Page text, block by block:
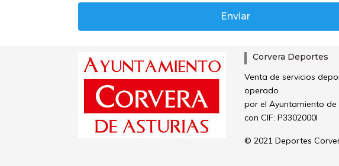
Corvera Deportes
Venta de servicios
operado
por el Ayuntamiento de
con CIF: P3302000I
© 2021 Deportes